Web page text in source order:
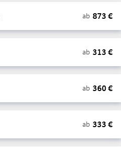
ab 873 €
ab 313 €
ab 360€
ab 333 €